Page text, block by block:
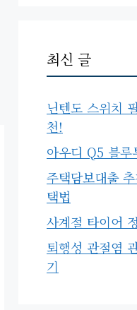
최신 글
닌텐도 스위치
천!
아우디 Q5 블루
주택담보대출
택법
사계절 타이어
퇴행성 관절염
기